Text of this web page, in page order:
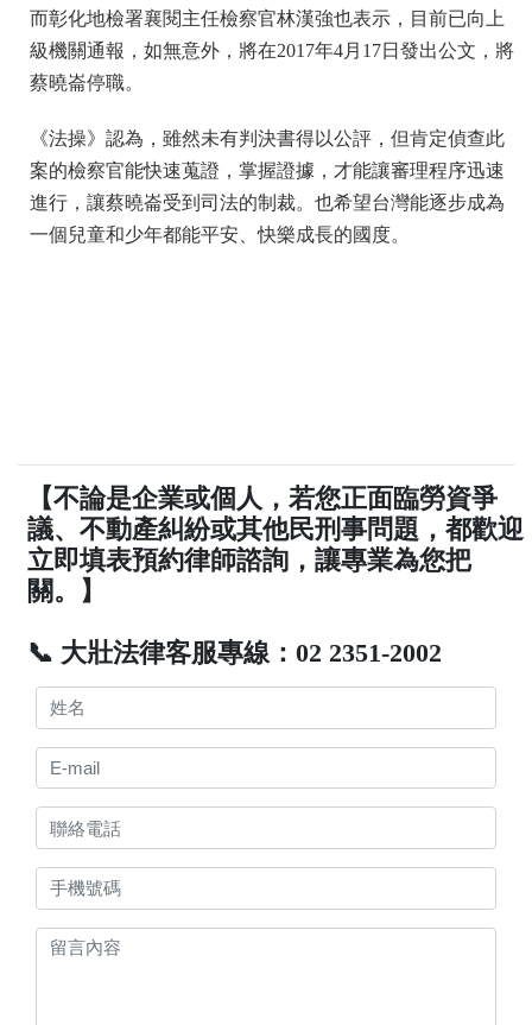
而彰化地檢署襄閱主任檢察官林漢強也表示，目前已向上
級機關通報，如無意外，將在2017年4月17日發出公文，將
蔡曉崙停職。
《法操》認為，雖然未有判決書得以公評，但肯定偵查此
案的檢察官能快速蒐證，掌握證據，才能讓審理程序迅速
進行，讓蔡曉崙受到司法的制裁。也希望台灣能逐步成為
一個兒童和少年都能平安、快樂成長的國度。
【不論是企業或個人，若您正面臨勞資爭
議、不動產糾紛或其他民刑事問題，都歡迎
立即填表預約律師諮詢，讓專業為您把
關。】
📞 大壯法律客服專線：02 2351-2002